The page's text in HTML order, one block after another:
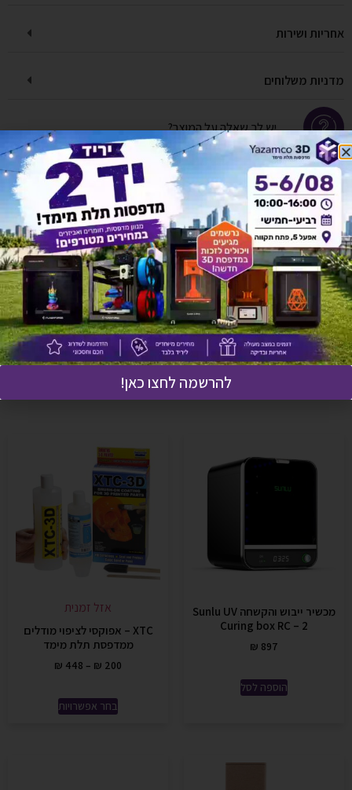
אחריות ושירות
מדניות משלוחים
יש לך שאלה על המוצר?
לחץ כאן ונציגנו יחזרו אליך בהקדם!
אולי יעניין אותך גם
מכשיר ייבוש והקשחה Sunlu UV
Curing box RC – 2
₪ 897
הוספה לסל
אזל זמנית
XTC – אפוקסי לציפוי מודלים
ממדפסת תלת מימד
₪ 200
–
₪ 448
בחר אפשרויות
להרשמה לחצו כאן!